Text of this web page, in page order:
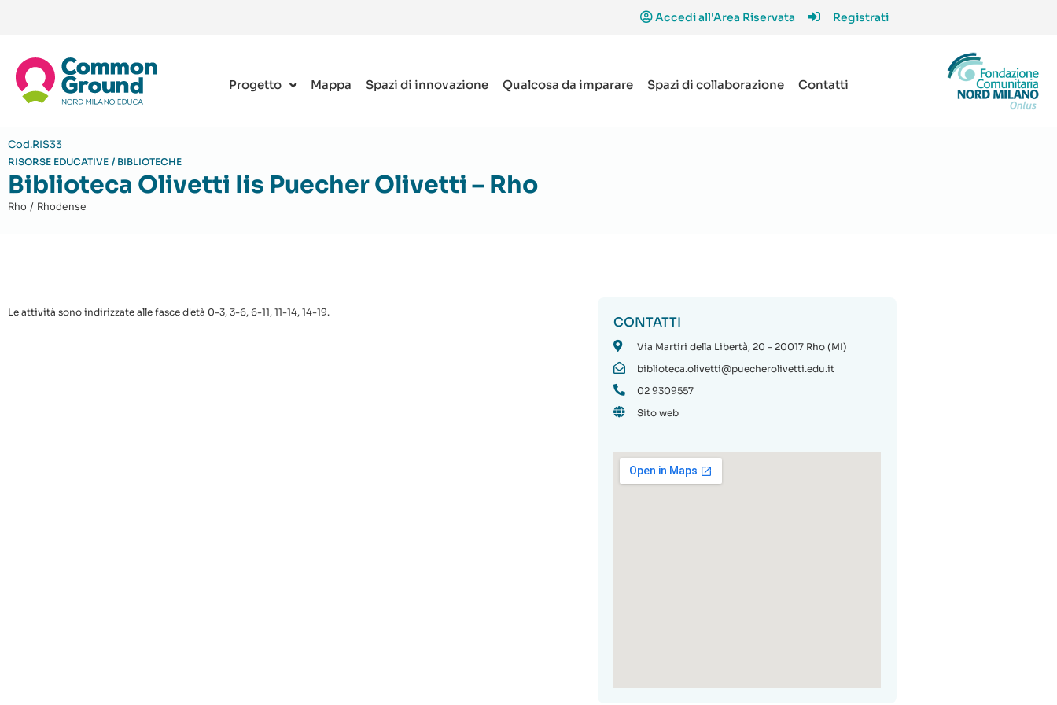
Accedi all'Area Riservata Registrati
Progetto Mappa Spazi di innovazione Qualcosa da imparare Spazi di collaborazione Contatti
Cod.RIS33
RISORSE EDUCATIVE / BIBLIOTECHE
Biblioteca Olivetti Iis Puecher Olivetti – Rho
Rho / Rhodense
Le attività sono indirizzate alle fasce d'età 0-3, 3-6, 6-11, 11-14, 14-19.
CONTATTI
Via Martiri della Libertà, 20 - 20017 Rho (MI)
biblioteca.olivetti@puecherolivetti.edu.it
02 9309557
Sito web